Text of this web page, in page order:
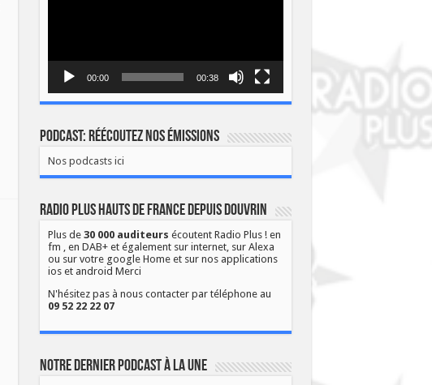
00:00 00:38
Podcast: Réécoutez nos émissions
Nos podcasts ici
Radio Plus Hauts de France depuis Douvrin
Plus de 30 000 auditeurs écoutent Radio Plus ! en
fm , en DAB+ et également sur internet, sur Alexa
ou sur votre google Home et sur nos applications
ios et android Merci
N'hésitez pas à nous contacter par téléphone au
09 52 22 22 07
Notre dernier podcast à la une